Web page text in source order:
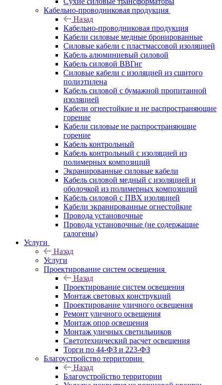
Кабельно-проводниковая продукция
Назад
Кабельно-проводниковая продукция
Кабели силовые медные бронированные
Силовые кабели с пластмассовой изоляцией
Кабель алюминиевый силовой
Кабель силовой ВВГнг
Силовые кабели с изоляцией из сшитого
полиэтилена
Кабель силовой с бумажной пропитанной
изоляцией
Кабели огнестойкие и не распространяющие
горение
Кабели силовые не распространяющие
горение
Кабель контрольный
Кабель контрольный с изоляцией из
полимерных композиций
Экранированные силовые кабели
Кабель силовой медный с изоляцией и
оболочкой из полимерных композиций
Кабель силовой с ПВХ изоляцией
Кабели экранированные огнестойкие
Провода установочные
Провода установочные (не содержащие
галогены)
Услуги
Назад
Услуги
Проектирование систем освещения
Назад
Проектирование систем освещения
Монтаж световых конструкций
Проектирование уличного освещения
Ремонт уличного освещения
Монтаж опор освещения
Монтаж уличных светильников
Светотехнический расчет освещения
Торги по 44-ФЗ и 223-ФЗ
Благоустройство территории
Назад
Благоустройство территории